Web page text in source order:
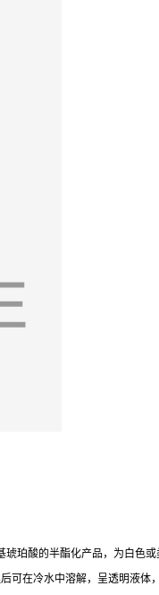
琥珀酸的半酯化产品，为白色
可在冷水中溶解，呈透明液体